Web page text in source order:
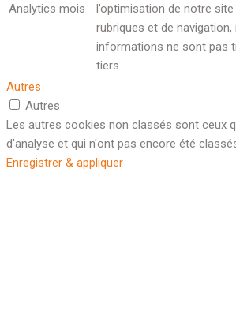
Analytics mois
l’optimisation de notre
rubriques et de
informations ne sont pas
tiers.
Autres
Autres
Les autres cookies non classés sont ceux
d'analyse et qui n'ont pas encore été
Enregistrer & appliquer